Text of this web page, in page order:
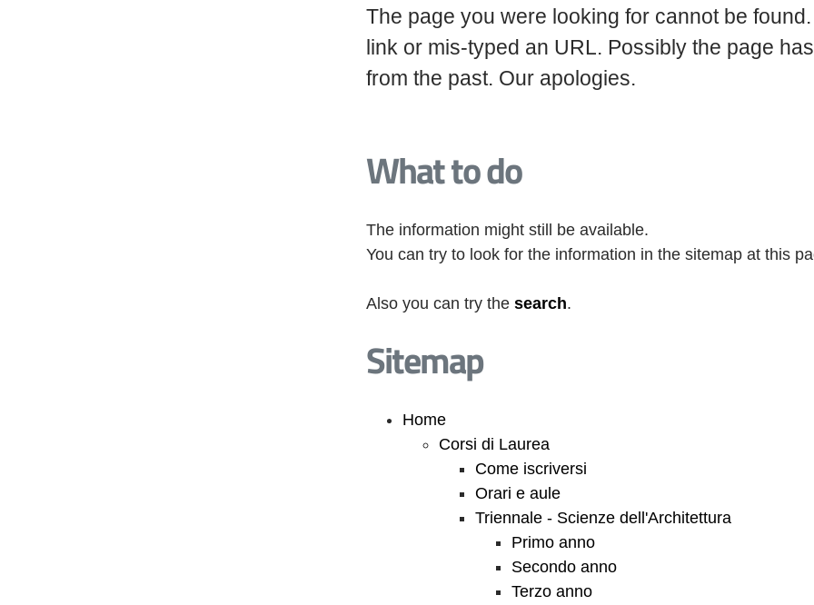
The page you were looking for cannot be
link or mis-typed an URL. Possibly the page
from the past. Our apologies.
What to do
The information might still be available.
You can try to look for the information in the sitemap at this
Also you can try the search.
Sitemap
Home
Corsi di Laurea
Come iscriversi
Orari e aule
Triennale - Scienze dell'Architettura
Primo anno
Secondo anno
Terzo anno